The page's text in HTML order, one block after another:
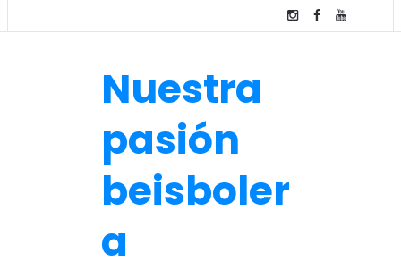
Nuestra
pasión
beisboler
a